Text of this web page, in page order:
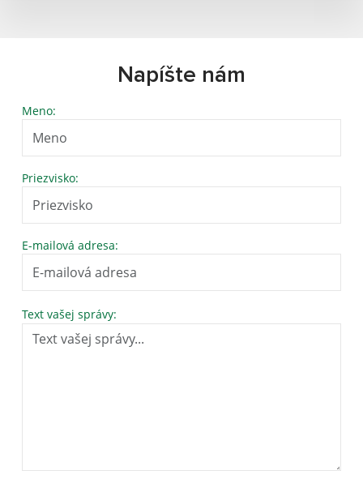
Napíšte nám
Meno:
Priezvisko:
E-mailová adresa:
Text vašej správy: